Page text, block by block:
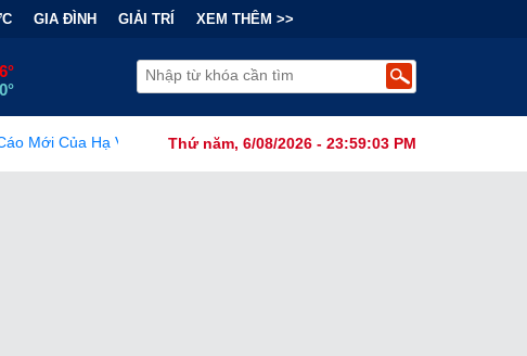
GIA ĐÌNH GIẢI TRÍ XEM THÊM >>
Thứ năm, 6/08/2026 - 23:59:05 PM
Tranh Cãi Về Nguồn Gốc SARS-CoV-2 Từ Phòng Thí Nghiệm